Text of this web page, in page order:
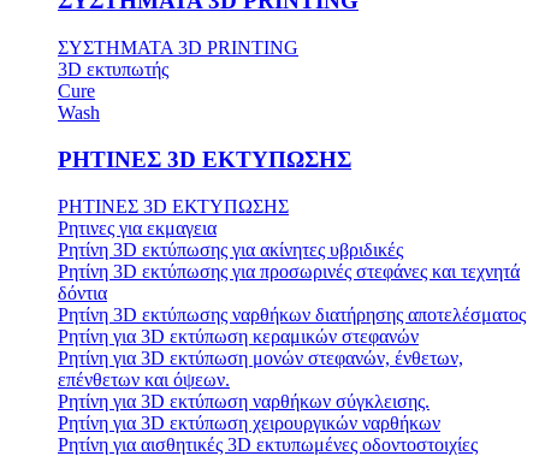
ΣΥΣΤΗΜΑΤΑ 3D PRINTING
3D εκτυπωτής
Cure
Wash
ΡΗΤΙΝΕΣ 3D ΕΚΤΥΠΩΣΗΣ
ΡΗΤΙΝΕΣ 3D ΕΚΤΥΠΩΣΗΣ
Ρητινες για εκμαγεια
Ρητίνη 3D εκτύπωσης για ακίνητες υβριδικές
Ρητίνη 3D εκτύπωσης για προσωρινές στεφάνες και τεχνητά
δόντια
Ρητίνη 3D εκτύπωσης ναρθήκων διατήρησης αποτελέσματος
Ρητίνη για 3D εκτύπωση κεραμικών στεφανών
Ρητίνη για 3D εκτύπωση μονών στεφανών, ένθετων,
επένθετων και όψεων.
Ρητίνη για 3D εκτύπωση ναρθήκων σύγκλεισης.
Ρητίνη για 3D εκτύπωση χειρουργικών ναρθήκων
Ρητίνη για αισθητικές 3D εκτυπωμένες οδοντοστοιχίες